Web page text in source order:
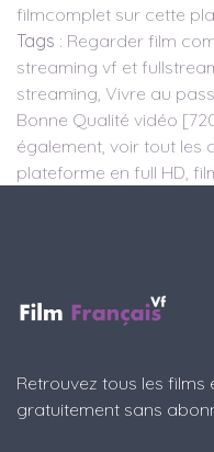
filmcomplet sur cette
Tags : Regarder film
streaming vf et
streaming, Vivre au
Bonne Qualité vidéo
également, voir tout les
plateforme en full HD,
Retrouvez tous les films
gratuitement sans